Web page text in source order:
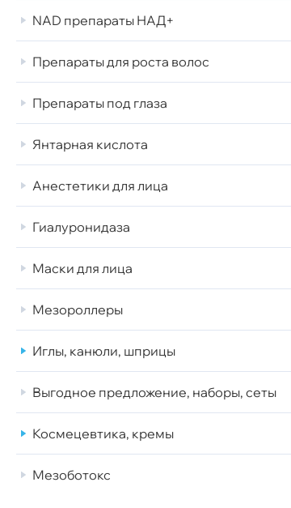
NAD препараты НАД+
Препараты для роста волос
Препараты под глаза
Янтарная кислота
Анестетики для лица
Гиалуронидаза
Маски для лица
Мезороллеры
Иглы, канюли, шприцы
Выгодное предложение, наборы, сеты
Космецевтика, кремы
Мезоботокс